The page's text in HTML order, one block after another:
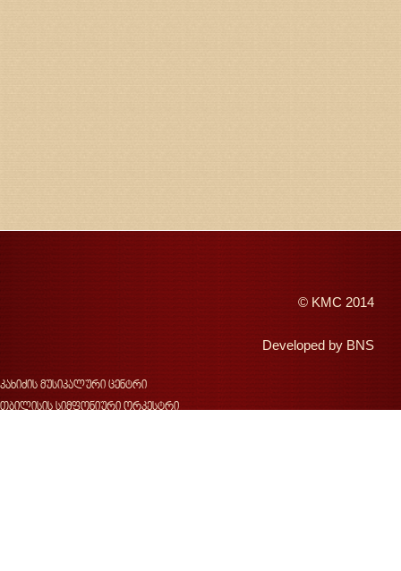
© KMC 2014
Developed by BNS
კახიძის მუსიკალური ცენტრი
თბილისის სიმფონიური ორკესტრი